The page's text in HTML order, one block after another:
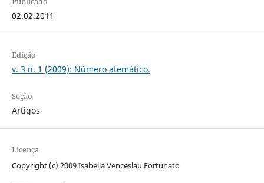
02.02.2011
Edição
v. 3 n. 1 (2009): Número atemático.
Seção
Artigos
Licença
Copyright (c) 2009 Isabella Venceslau Fortunato